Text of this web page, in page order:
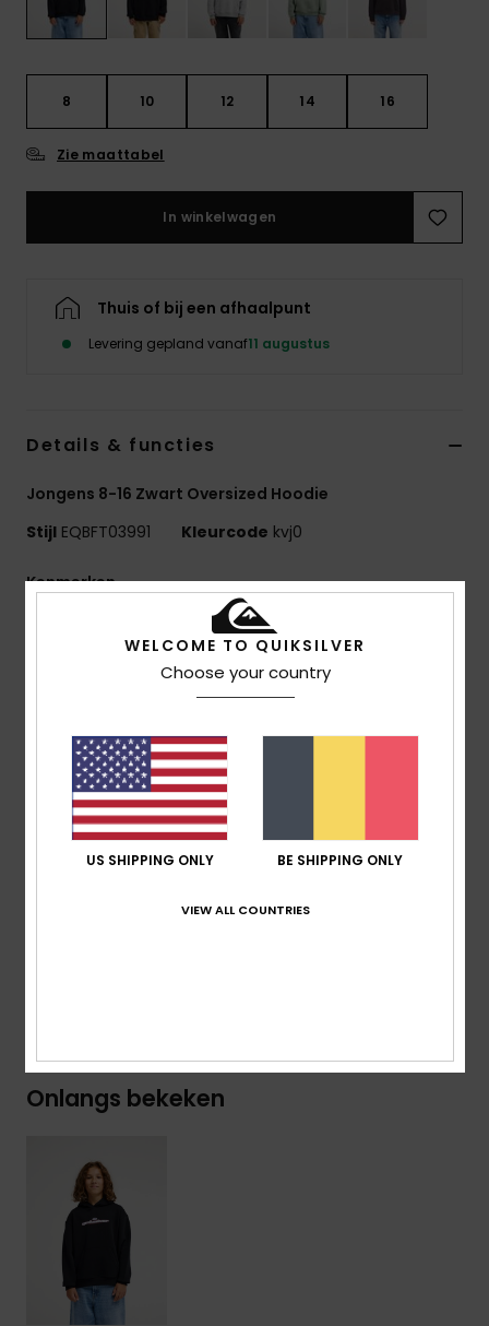
8 10 12 14 16
Zie maattabel
In winkelwagen
Thuis of bij een afhaalpunt
Levering gepland vanaf11 augustus
Details & functies
Jongens 8-16 Zwart Oversized Hoodie
Stijl EQBFT03991 Kleurcode kvj0
Kenmerken
55% Biologisch Katoen, 45% Gerecycled
Polyester [280 G/M2]
Comfort Fit
Design met capuchon
1x1 ribgebreide boorden en zoom
Zakken:Kangoeroezak
Kenmerken:Kunst Op De Borst En Rug
Branding:Gerecycled Geweven Quiksilver-Etiket
Onlangs bekeken
WELCOME TO QUIKSILVER
Choose your country
US SHIPPING ONLY BE SHIPPING ONLY
VIEW ALL COUNTRIES